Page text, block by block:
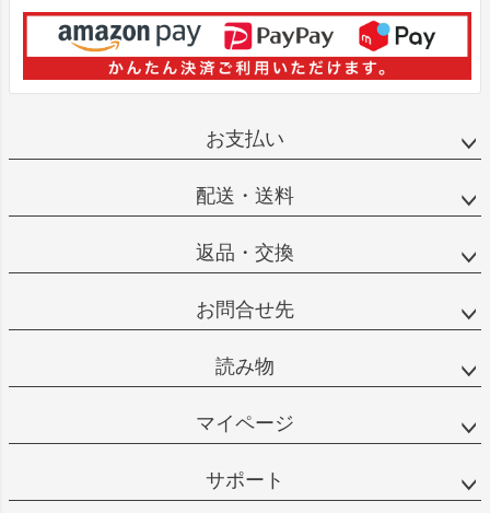
お支払い
配送・送料
返品・交換
お問合せ先
読み物
マイページ
サポート